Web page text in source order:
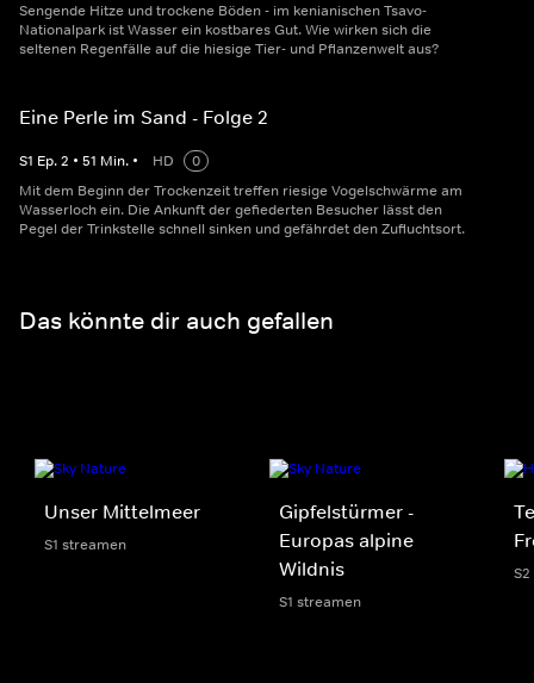
Sengende Hitze und trockene Böden - im kenianischen Tsavo-
Nationalpark ist Wasser ein kostbares Gut. Wie wirken sich die
seltenen Regenfälle auf die hiesige Tier- und Pflanzenwelt aus?
Eine Perle im Sand - Folge 2
S1 Ep.2 • 51 Min. • HD
0
Mit dem Beginn der Trockenzeit treffen riesige Vogelschwärme am
Wasserloch ein. Die Ankunft der gefiederten Besucher lässt den
Pegel der Trinkstelle schnell sinken und gefährdet den Zufluchtsort.
Das könnte dir auch gefallen
Unser Mittelmeer
S1 streamen
Gipfelstürmer -
Europas alpine
Wildnis
S1 streamen